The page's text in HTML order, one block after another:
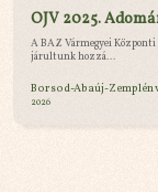
OJV 2025.
A BAZ Vármegyei Központi
járultunk hozzá...
Borsod-Abaúj-Zemplén
2026